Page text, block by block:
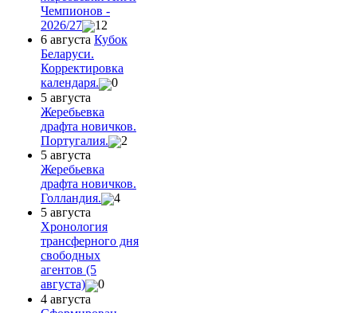
Чемпионов -
2026/27
12
6 августа Кубок
Беларуси.
Корректировка
календаря.
0
5 августа
Жеребьевка
драфта новичков.
Португалия.
2
5 августа
Жеребьевка
драфта новичков.
Голландия.
4
5 августа
Хронология
трансферного дня
свободных
агентов (5
августа)
0
4 августа